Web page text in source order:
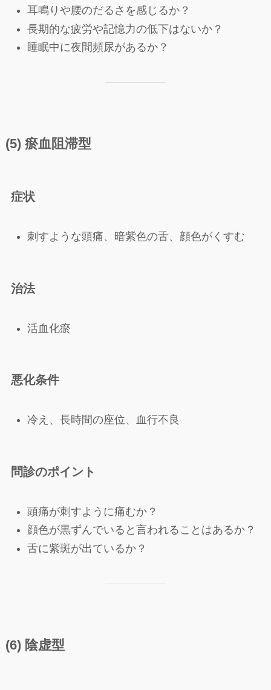
耳鳴りや腰のだるさを感じるか？
長期的な疲労や記憶力の低下はないか？
睡眠中に夜間頻尿があるか？
(5) 瘀血阻滞型
症状
刺すような頭痛、暗紫色の舌、顔色がくすむ
治法
活血化瘀
悪化条件
冷え、長時間の座位、血行不良
問診のポイント
頭痛が刺すように痛むか？
顔色が黒ずんでいると言われることはあるか？
舌に紫斑が出ているか？
(6) 陰虚型